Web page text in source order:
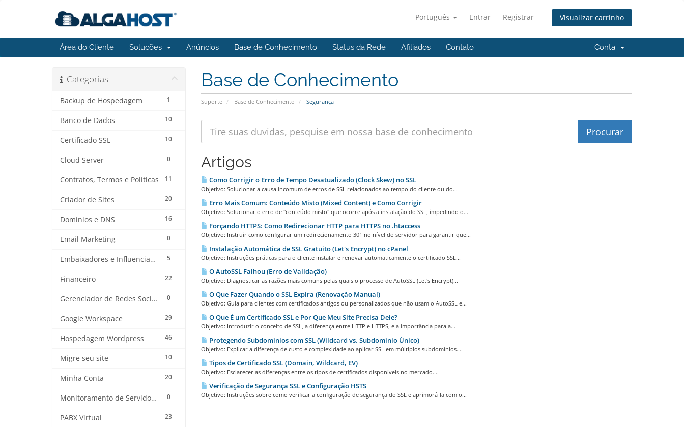
Português Entrar Registrar Visualizar carrinho
Área do Cliente Soluções Anúncios Base de Conhecimento Status da Rede Afiliados Contato Conta
Base de Conhecimento
Suporte Base de Conhecimento Segurança
Categorias
1
Backup de Hospedagem
10
Banco de Dados
10
Certificado SSL
0
Cloud Server
11
Contratos, Termos e Políticas
20
Criador de Sites
16
Domínios e DNS
0
Email Marketing
5
Embaixadores e Influenciadores
22
Financeiro
0
Gerenciador de Redes Sociais
29
Google Workspace
46
Hospedagem Wordpress
10
Migre seu site
20
Minha Conta
0
Monitoramento de Servidores
23
PABX Virtual
Artigos
Como Corrigir o Erro de Tempo Desatualizado (Clock Skew) no SSL
Objetivo: Solucionar a causa incomum de erros de SSL relacionados ao tempo do cliente ou do...
Erro Mais Comum: Conteúdo Misto (Mixed Content) e Como Corrigir
Objetivo: Solucionar o erro de "conteúdo misto" que ocorre após a instalação do SSL, impedindo o...
Forçando HTTPS: Como Redirecionar HTTP para HTTPS no .htaccess
Objetivo: Instruir como configurar um redirecionamento 301 no nível do servidor para garantir que...
Instalação Automática de SSL Gratuito (Let's Encrypt) no cPanel
Objetivo: Instruções práticas para o cliente instalar e renovar automaticamente o certificado SSL...
O AutoSSL Falhou (Erro de Validação)
Objetivo: Diagnosticar as razões mais comuns pelas quais o processo de AutoSSL (Let's Encrypt)...
O Que Fazer Quando o SSL Expira (Renovação Manual)
Objetivo: Guia para clientes com certificados antigos ou personalizados que não usam o AutoSSL e...
O Que É um Certificado SSL e Por Que Meu Site Precisa Dele?
Objetivo: Introduzir o conceito de SSL, a diferença entre HTTP e HTTPS, e a importância para a...
Protegendo Subdomínios com SSL (Wildcard vs. Subdomínio Único)
Objetivo: Explicar a diferença de custo e complexidade ao aplicar SSL em múltiplos subdomínios....
Tipos de Certificado SSL (Domain, Wildcard, EV)
Objetivo: Esclarecer as diferenças entre os tipos de certificados disponíveis no mercado....
Verificação de Segurança SSL e Configuração HSTS
Objetivo: Instruções sobre como verificar a configuração de segurança do SSL e aprimorá-la com o...